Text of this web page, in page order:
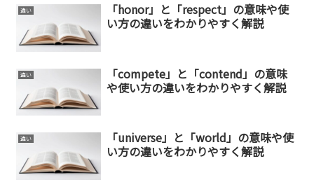
違い
「honor」と「respect」の意味や使
い方の違いをわかりやすく解説
違い
「compete」と「contend」の意味
や使い方の違いをわかりやすく解説
違い
「universe」と「world」の意味や使
い方の違いをわかりやすく解説